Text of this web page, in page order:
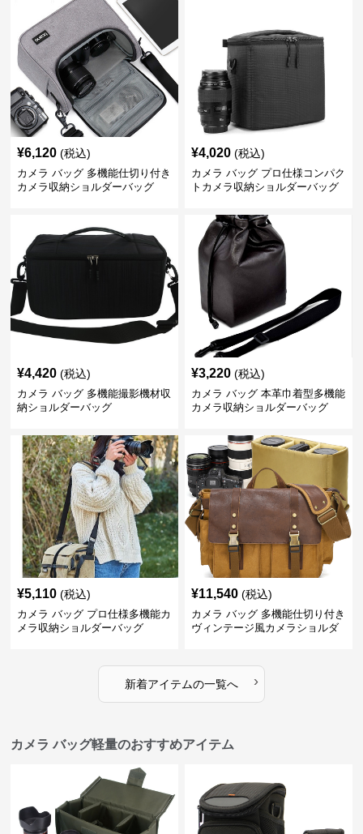
¥6,120 (税込)
カメラ バッグ 多機能仕切り付き
カメラ収納ショルダーバッグ
¥4,020 (税込)
カメラ バッグ プロ仕様コンパク
トカメラ収納ショルダーバッグ
¥4,420 (税込)
カメラ バッグ 多機能撮影機材収
納ショルダーバッグ
¥3,220 (税込)
カメラ バッグ 本革巾着型多機能
カメラ収納ショルダーバッグ
¥5,110 (税込)
カメラ バッグ プロ仕様多機能カ
メラ収納ショルダーバッグ
¥11,540 (税込)
カメラ バッグ 多機能仕切り付き
ヴィンテージ風カメラショルダ
新着アイテムの一覧へ ›
カメラ バッグ軽量のおすすめアイテム